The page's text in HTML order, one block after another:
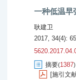
一种低温早
耿建卫
2017, 34(4):
摘要(1387)
[施引文